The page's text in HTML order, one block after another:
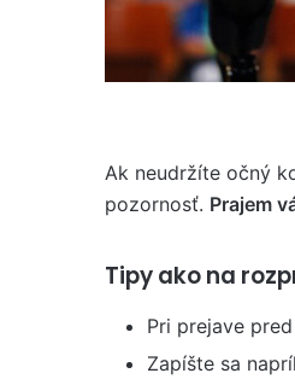
Ak neudržíte očný
pozornosť. Prajem
Tipy ako na
Pri prejave
Zapíšte sa